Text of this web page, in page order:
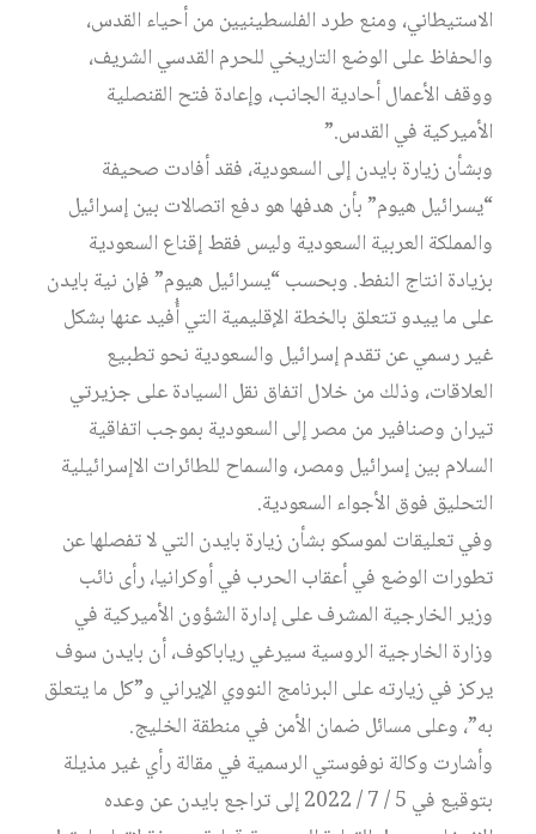
الاستيطاني، ومنع طرد الفلسطينيين من أحياء القدس،
والحفاظ على الوضع التاريخي للحرم القدسي الشريف،
ووقف الأعمال أحادية الجانب، وإعادة فتح القنصلية
الأميركية في القدس.”
وبشأن زيارة بايدن إلى السعودية، فقد أفادت صحيفة
“يسرائيل هيوم” بأن هدفها هو دفع اتصالات بين إسرائيل
والمملكة العربية السعودية وليس فقط إقناع السعودية
بزيادة انتاج النفط. وبحسب “يسرائيل هيوم” فإن نية بايدن
على ما ييدو تتعلق بالخطة الإقليمية التي أُفيد عنها بشكل
غير رسمي عن تقدم إسرائيل والسعودية نحو تطبيع
العلاقات، وذلك من خلال اتفاق نقل السيادة على جزيرتي
تيران وصنافير من مصر إلى السعودية بموجب اتفاقية
السلام بين إسرائيل ومصر، والسماح للطائرات الاإسرائيلية
التحليق فوق الأجواء السعودية.
وفي تعليقات لموسكو بشأن زيارة بايدن التي لا تفصلها عن
تطورات الوضع في أعقاب الحرب في أوكرانيا، رأى نائب
وزير الخارجية المشرف على إدارة الشؤون الأميركية في
وزارة الخارجية الروسية سيرغي رياباكوف، أن بايدن سوف
يركز في زيارته على البرنامج النووي الإيراني و”كل ما يتعلق
به”، وعلى مسائل ضمان الأمن في منطقة الخليج.
وأشارت وكالة نوفوستي الرسمية في مقالة رأي غير مذيلة
بتوقيع في 5 / 7 / 2022 إلى تراجع بايدن عن وعده